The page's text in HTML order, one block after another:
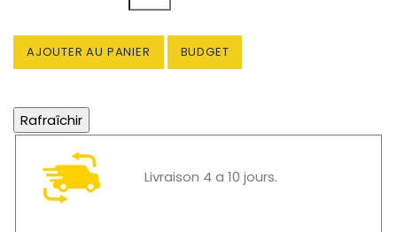
AJOUTER AU PANIER BUDGET
Livraison 4 a 10 jours.